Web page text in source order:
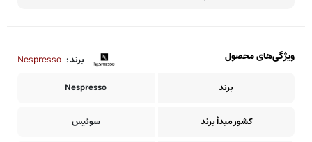
برند : Nespresso ویژگی‌های محصول
برند Nespresso
کشور مبدأ برند سوئیس